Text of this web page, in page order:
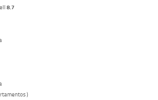
8.7
)